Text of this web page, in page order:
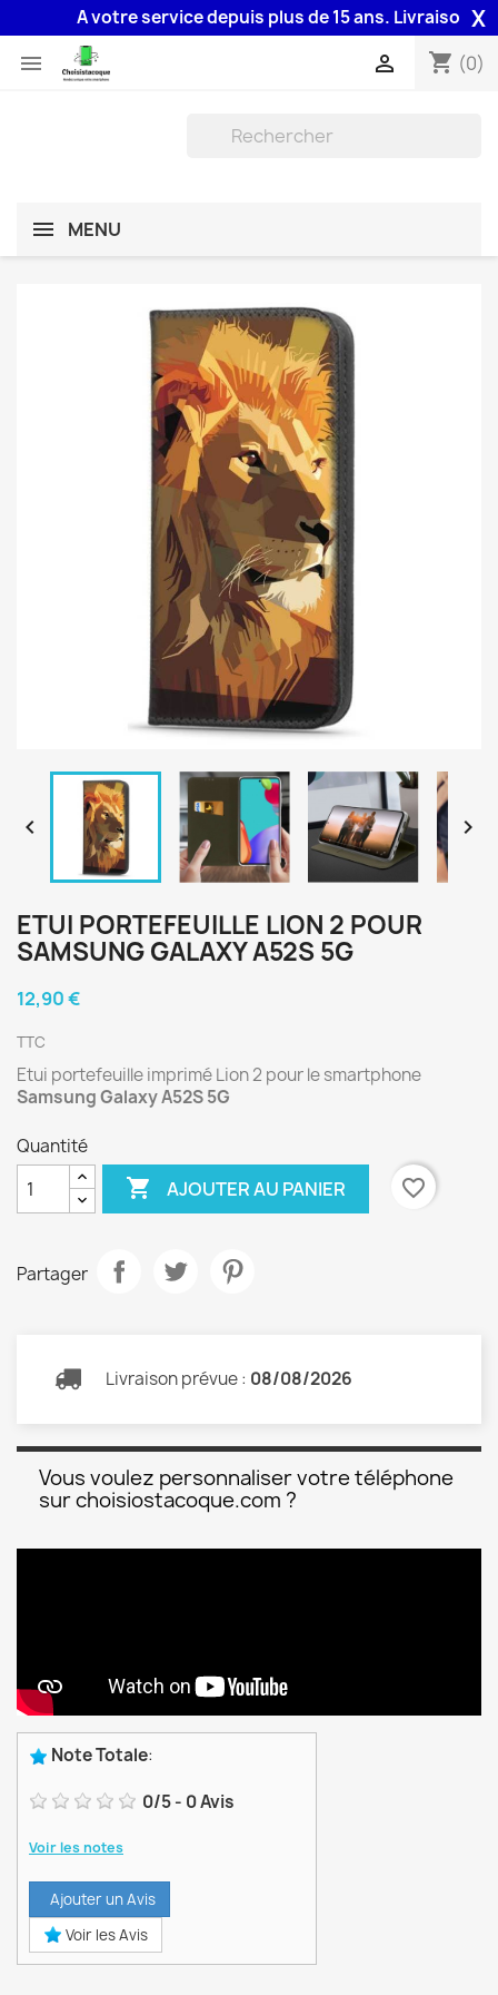
A votre service depuis plus de 15 ans. Livraison 48H
X
 shopping_cart (0)

MENU
 
ETUI PORTEFEUILLE LION 2 POUR
SAMSUNG GALAXY A52S 5G
12,90 €
TTC
Etui portefeuille imprimé Lion 2 pour le smartphone
Samsung Galaxy A52S 5G
Quantité
 AJOUTER AU PANIER favorite_border
Partager
Livraison prévue : 08/08/2026
Vous voulez personnaliser votre téléphone
sur choisiostacoque.com ?
Note Totale:
0/5- 0Avis
Voir les notes
Ajouter un Avis
Voir les Avis